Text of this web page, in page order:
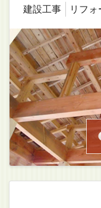
建設工事 リフォ